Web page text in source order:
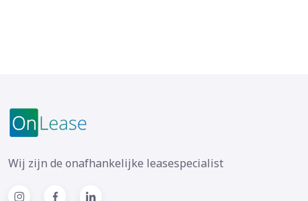
Wij zijn de onafhankelijke leasespecialist